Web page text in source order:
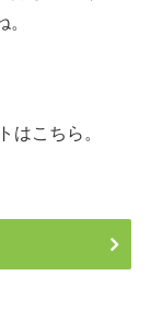
はこちら。